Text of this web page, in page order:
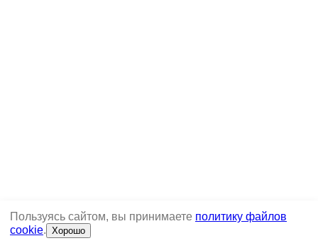
Пользуясь сайтом, вы принимаете политику файлов
cookie. Хорошо